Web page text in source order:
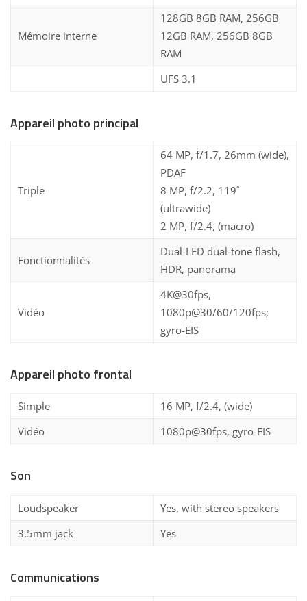
Mémoire interne
128GB 8GB RAM, 256GB
12GB RAM, 256GB 8GB
RAM
UFS 3.1
Appareil photo principal
Triple
64 MP, f/1.7, 26mm (wide),
PDAF
8 MP, f/2.2, 119˚
(ultrawide)
2 MP, f/2.4, (macro)
Fonctionnalités
Dual-LED dual-tone flash,
HDR, panorama
Vidéo
4K@30fps,
1080p@30/60/120fps;
gyro-EIS
Appareil photo frontal
Simple
16 MP, f/2.4, (wide)
Vidéo
1080p@30fps, gyro-EIS
Son
Loudspeaker
Yes, with stereo speakers
3.5mm jack
Yes
Communications